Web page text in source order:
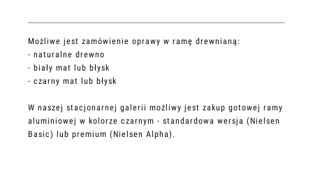
Możliwe jest zamówienie oprawy w ramę drewnianą:
- naturalne drewno
- biały mat lub błysk
- czarny mat lub błysk
W naszej stacjonarnej galerii możliwy jest zakup gotowej ramy
aluminiowej w kolorze czarnym - standardowa wersja (Nielsen
Basic) lub premium (Nielsen Alpha).